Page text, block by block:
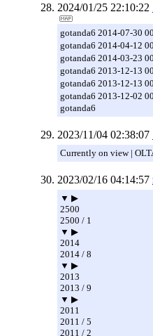
2024/01/25 22:10:22
gotanda6 2014-07-30
gotanda6 2014-04-12
gotanda6 2014-03-23
gotanda6 2013-12-13
gotanda6 2013-12-13
gotanda6 2013-12-02
gotanda6
2023/11/04 02:38:07
Currently on view |
2023/02/16 04:14:57
▼ ▶
2500
2500 / 1
▼ ▶
2014
2014 / 8
▼ ▶
2013
2013 / 9
▼ ▶
2011
2011 / 5
2011 / 2